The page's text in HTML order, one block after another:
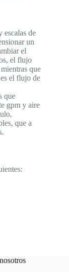
escalas de
un
el
el flujo
que
el flujo de
que
gpm y aire
que a